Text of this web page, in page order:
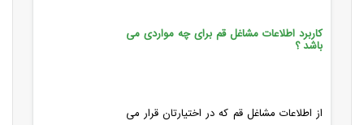
کاربرد اطلاعات مشاغل قم برای چه مواردی می
باشد ؟
از اطلاعات مشاغل قم که در اختیارتان قرار می